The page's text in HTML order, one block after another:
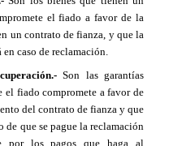
el fiado a favor de la
un contrato de fianza, y que la
caso de reclamación.
Son las garantías
el fiado compromete a favor de
del contrato de fianza y que
de que se pague la reclamación
por los pagos que haga al